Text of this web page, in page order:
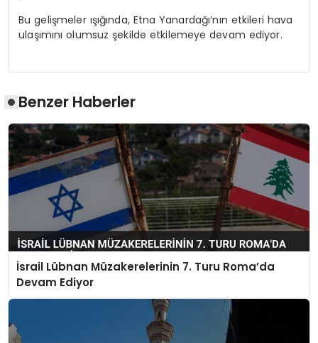
Bu gelişmeler ışığında, Etna Yanardağı’nın etkileri hava
ulaşımını olumsuz şekilde etkilemeye devam ediyor.
Benzer Haberler
İsrail Lübnan Müzakerelerinin 7. Turu Roma’da
Devam Ediyor